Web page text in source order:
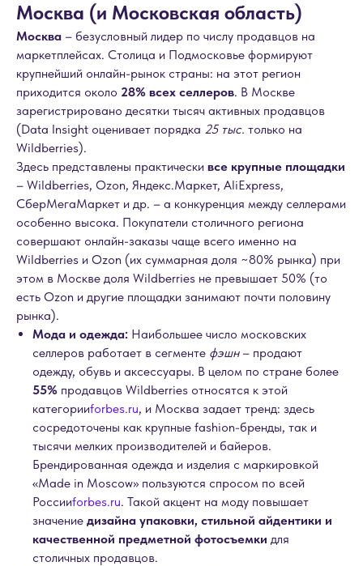
Москва (и Московская область)
Москва – безусловный лидер по числу продавцов на
маркетплейсах. Столица и Подмосковье формируют
крупнейший онлайн-рынок страны: на этот регион
приходится около 28% всех селлеров. В Москве
зарегистрировано десятки тысяч активных продавцов
(Data Insight оценивает порядка 25 тыс. только на
Wildberries).
Здесь представлены практически все крупные площадки
– Wildberries, Ozon, Яндекс.Маркет, AliExpress,
СберМегаМаркет и др. – а конкуренция между селлерами
особенно высока. Покупатели столичного региона
совершают онлайн-заказы чаще всего именно на
Wildberries и Ozon (их суммарная доля ~80% рынка) при
этом в Москве доля Wildberries не превышает 50% (то
есть Ozon и другие площадки занимают почти половину
рынка).
Мода и одежда: Наибольшее число московских
селлеров работает в сегменте фэшн– продают
одежду, обувь и аксессуары. В целом по стране более
55% продавцов Wildberries относятся к этой
категорииforbes.ru, и Москва задает тренд: здесь
сосредоточены как крупные fashion-бренды, так и
тысячи мелких производителей и байеров.
Брендированная одежда и изделия с маркировкой
«Made in Moscow» пользуются спросом по всей
Россииforbes.ru. Такой акцент на моду повышает
значение дизайна упаковки, стильной айдентики и
качественной предметной фотосъемки для
столичных продавцов.